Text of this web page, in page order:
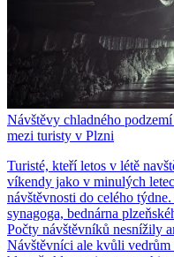
Návštěvy chladného
mezi turisty v Plzni
Turisté, kteří letos v létě
víkendy jako v minulých
návštěvnosti do celého
synagoga, bednárna
Počty návštěvníků nesnížily
Návštěvníci ale kvůli vedrům